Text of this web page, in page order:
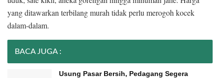
yang ditawarkan terbilang murah tidak perlu merogoh kocek
dalam-dalam.
BACA JUGA :
Usung Pasar Bersih, Pedagang Segera